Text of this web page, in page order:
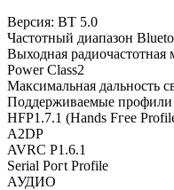
Версия: ВТ 5.0
Частотный диапазон
Выходная
Power Class2
Максимальная дальность
Поддерживаемые профили
HFP1.7.1 (Hands Fгее
A2DP
AVRC P1.6.1
Serial Рогt Profile
АУДИО